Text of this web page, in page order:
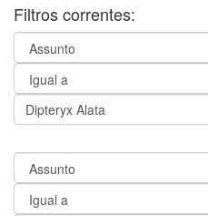
Filtros correntes: